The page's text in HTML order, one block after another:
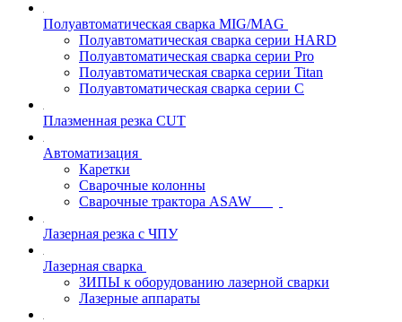
Полуавтоматическая сварка MIG/MAG
Полуавтоматическая сварка серии HARD
Полуавтоматическая сварка серии Pro
Полуавтоматическая сварка серии Titan
Полуавтоматическая сварка серии С
Плазменная резка CUT
Автоматизация
Каретки
Сварочные колонны
Сварочные трактора ASAW
Лазерная резка с ЧПУ
Лазерная сварка
ЗИПЫ к оборудованию лазерной сварки
Лазерные аппараты